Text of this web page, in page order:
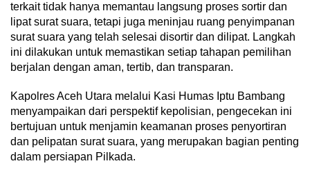
terkait tidak hanya memantau langsung proses sortir dan
lipat surat suara, tetapi juga meninjau ruang penyimpanan
surat suara yang telah selesai disortir dan dilipat. Langkah
ini dilakukan untuk memastikan setiap tahapan pemilihan
berjalan dengan aman, tertib, dan transparan.
Kapolres Aceh Utara melalui Kasi Humas Iptu Bambang
menyampaikan dari perspektif kepolisian, pengecekan ini
bertujuan untuk menjamin keamanan proses penyortiran
dan pelipatan surat suara, yang merupakan bagian penting
dalam persiapan Pilkada.